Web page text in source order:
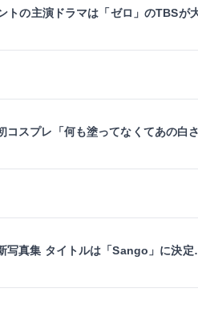
トの主演ドラマは「ゼロ」のTBSが
コスプレ「何も塗ってなくてあの白
写真集 タイトルは「Sango」に決